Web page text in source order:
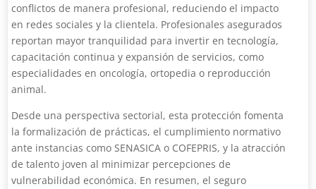
conflictos de manera profesional, reduciendo el impacto
en redes sociales y la clientela. Profesionales asegurados
reportan mayor tranquilidad para invertir en tecnología,
capacitación continua y expansión de servicios, como
especialidades en oncología, ortopedia o reproducción
animal.
Desde una perspectiva sectorial, esta protección fomenta
la formalización de prácticas, el cumplimiento normativo
ante instancias como SENASICA o COFEPRIS, y la atracción
de talento joven al minimizar percepciones de
vulnerabilidad económica. En resumen, el seguro